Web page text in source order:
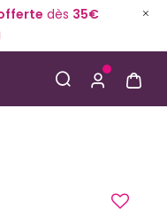
dès 35€